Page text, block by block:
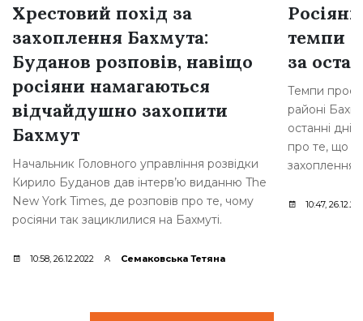
Хрестовий похід за
захоплення Бахмута:
Буданов розповів, навіщо
росіяни намагаються
відчайдушно захопити
Бахмут
Начальник Головного управління розвідки
Кирило Буданов дав інтерв’ю виданню The
New York Times, де розповів про те, чому
росіяни так зациклилися на Бахмуті.
10:58, 26.12.2022 Семаковська Тетяна
темпи
за
Темпи
районі
останні
про те, що
захоплення
10:47,